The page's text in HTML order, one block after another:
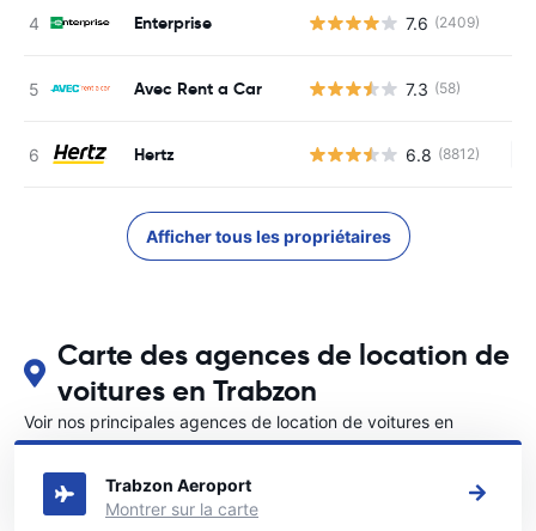
Enterprise 7.6 (2409)
Avec Rent a Car 7.3 (58)
Hertz 6.8 (8812)
Afficher tous les propriétaires
Carte des agences de location de
voitures en Trabzon
Voir nos principales agences de location de voitures en
Trabzon
Trabzon Aeroport
Montrer sur la carte